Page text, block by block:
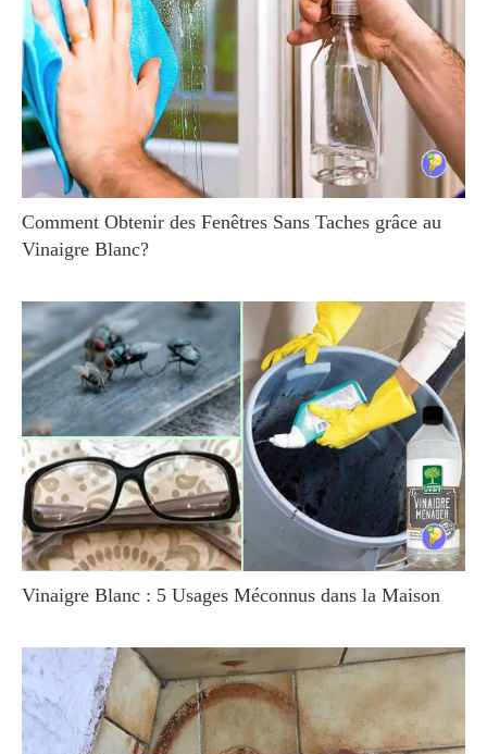
Comment Obtenir des Fenêtres Sans Taches grâce au
Vinaigre Blanc?
Vinaigre Blanc : 5 Usages Méconnus dans la Maison